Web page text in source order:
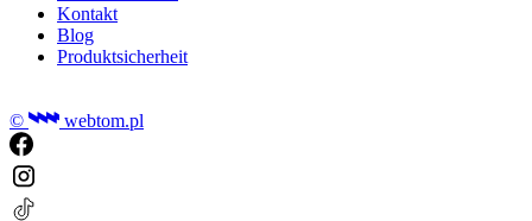
Kontakt
Blog
Produktsicherheit
© webtom.pl